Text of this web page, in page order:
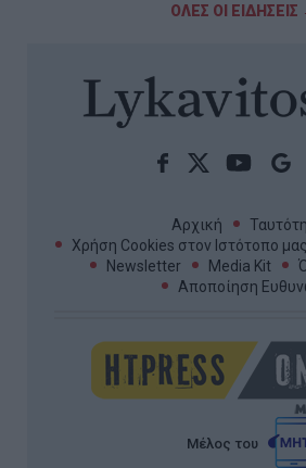
ΟΛΕΣ ΟΙ ΕΙΔΗΣΕΙΣ
Αρχική
Χρήση Cookies στον Ιστότοπο μας
Newsletter
Media Kit
Αποποίηση
Μέλος του